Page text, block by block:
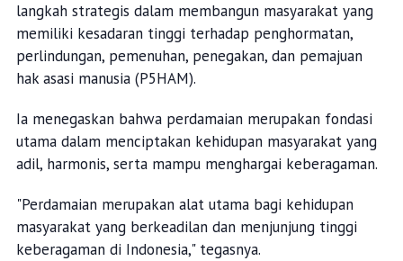
langkah strategis dalam membangun masyarakat yang
memiliki kesadaran tinggi terhadap penghormatan,
perlindungan, pemenuhan, penegakan, dan pemajuan
hak asasi manusia (P5HAM).
Ia menegaskan bahwa perdamaian merupakan fondasi
utama dalam menciptakan kehidupan masyarakat yang
adil, harmonis, serta mampu menghargai keberagaman.
"Perdamaian merupakan alat utama bagi kehidupan
masyarakat yang berkeadilan dan menjunjung tinggi
keberagaman di Indonesia," tegasnya.